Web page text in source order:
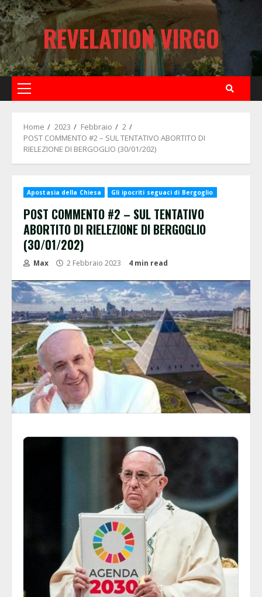
Skip
to
content
REVELATION VIRGO
Primary
Home 2023 Febbraio
2
POST COMMENTO #2 – SUL TENTATIVO ABORTITO DI
RIELEZIONE DI BERGOGLIO (30/01/202)
Apostasia della Chiesa Gli ipocriti seguaci di Bergoglio
POST COMMENTO #2 – SUL TENTATIVO
ABORTITO DI RIELEZIONE DI BERGOGLIO
(30/01/202)
Max 2 Febbraio 2023 4 min read